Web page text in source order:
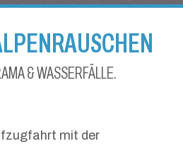
& WASSERFÄLLE.
mit der